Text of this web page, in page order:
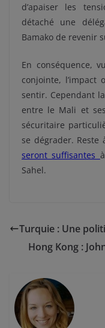
d’apaiser les
détaché une
Bamako de revenir
En conséquence,
conjointe, l’impact
sentir. Cependant
entre le Mali et
sécuritaire
se dégrader. Reste
seront suffisantes
Sahel.
Turquie : Une
Hong Kong :